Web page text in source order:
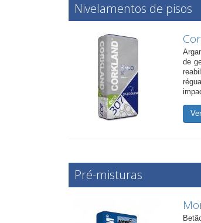
Nivelamentos de pisos
de
Pré-misturas